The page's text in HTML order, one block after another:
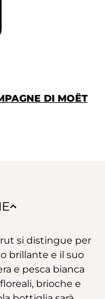
DI MOËT
si distingue per
brillante e il suo
e pesca bianca
brioche e